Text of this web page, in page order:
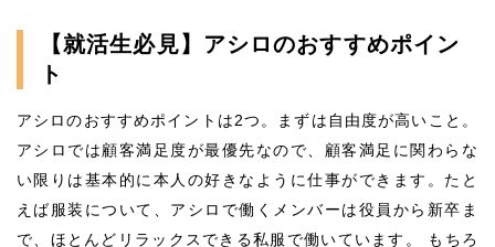
【就活生必見】アシロのおすすめポイン
ト
アシロのおすすめポイントは2つ。まずは自由度が高いこと。
アシロでは顧客満足度が最優先なので、顧客満足に関わらな
い限りは基本的に本人の好きなように仕事ができます。たと
えば服装について、アシロで働くメンバーは役員から新卒ま
で、ほとんどリラックスできる私服で働いています。 もちろ